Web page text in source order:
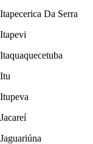
Itapecerica Da Serra
Itapevi
Itaquaquecetuba
Itu
Itupeva
Jacareí
Jaguariúna